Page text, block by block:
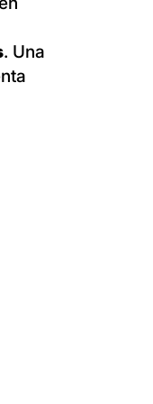
. Una